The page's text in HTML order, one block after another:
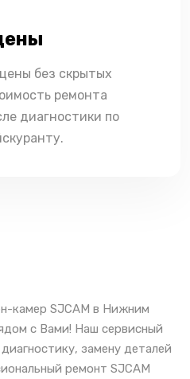
без скрытых
ремонта
диагностики по
камер SJCAM в Нижним
с Вами! Наш сервисный
замену деталей
ремонт SJCAM